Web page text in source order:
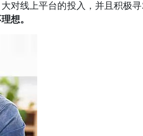
对线上平台的投入，并且积极
想。